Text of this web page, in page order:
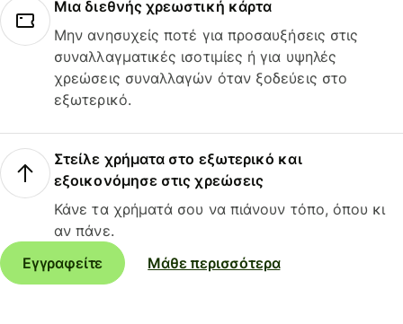
Μια διεθνής χρεωστική κάρτα
Μην ανησυχείς ποτέ για προσαυξήσεις στις
συναλλαγματικές ισοτιμίες ή για υψηλές
χρεώσεις συναλλαγών όταν ξοδεύεις στο
εξωτερικό.
Στείλε χρήματα στο εξωτερικό και
εξοικονόμησε στις χρεώσεις
Κάνε τα χρήματά σου να πιάνουν τόπο, όπου κι
αν πάνε.
Εγγραφείτε
Μάθε περισσότερα